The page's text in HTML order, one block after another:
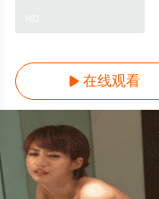
 在线观看